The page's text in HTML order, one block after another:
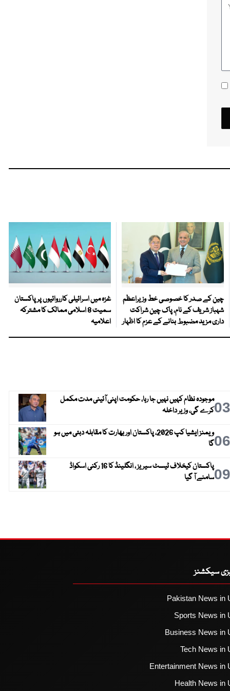
چین کے صدر کا خصوصی خط وزیراعظم
شہباز شریف کے نام، پاک چین شراکت
داری مزید مضبوط بنانے کے عزم کا اظہار
غزہ میں اسرائیلی کارروائیوں پر پاکستان
سمیت 8 اسلامی ممالک کا مشترکہ
اعلامیہ
03موجودہ نظام کہیں نہیں جا رہا، حکومت اپنی آئینی مدت مکمل
کرے گی، وزیر داخلہ
06
ویمنز ایشیا کپ 2026، پاکستان اور بھارت کا مقابلہ دبئی میں ہو
گا
09
پاکستان کیخلاف ٹیسٹ سیریز ، انگلینڈ کا 16 رکنی اسکواڈ
سامنے آ گیا
سیکشنز
Pakistan News in
Sports News in
Business News in
Tech News in
Entertainment News in
Health News in